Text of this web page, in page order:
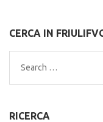
CERCA IN
Search
for:
RICERCA